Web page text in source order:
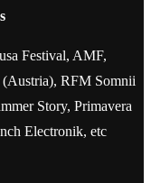
Festival, AMF,
RFM Somnii
Story, Primavera
Electronik, etc